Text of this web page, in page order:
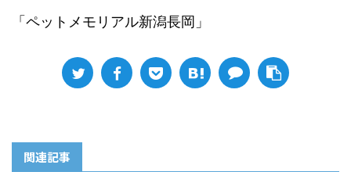
「ペットメモリアル新潟長岡」
関連記事